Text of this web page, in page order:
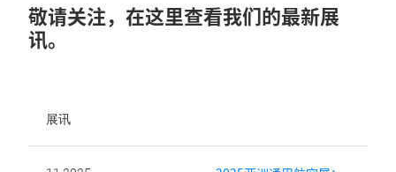
敬请关注，在这里查看我们的最新展
讯。
展讯